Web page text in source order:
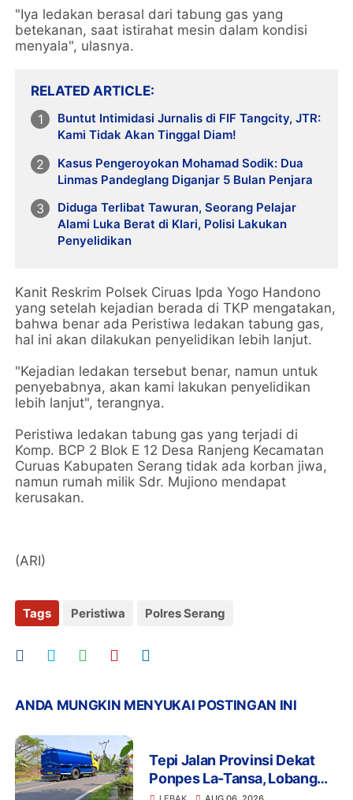
"Iya ledakan berasal dari tabung gas yang
betekanan, saat istirahat mesin dalam kondisi
menyala", ulasnya.
RELATED ARTICLE
Buntut Intimidasi Jurnalis di FIF Tangcity, JTR:
Kami Tidak Akan Tinggal Diam!
Kasus Pengeroyokan Mohamad Sodik: Dua
Linmas Pandeglang Diganjar 5 Bulan Penjara
Diduga Terlibat Tawuran, Seorang Pelajar
Alami Luka Berat di Klari, Polisi Lakukan
Penyelidikan
Kanit Reskrim Polsek Ciruas Ipda Yogo Handono
yang setelah kejadian berada di TKP mengatakan,
bahwa benar ada Peristiwa ledakan tabung gas,
hal ini akan dilakukan penyelidikan lebih lanjut.
"Kejadian ledakan tersebut benar, namun untuk
penyebabnya, akan kami lakukan penyelidikan
lebih lanjut", terangnya.
Peristiwa ledakan tabung gas yang terjadi di
Komp. BCP 2 Blok E 12 Desa Ranjeng Kecamatan
Curuas Kabupaten Serang tidak ada korban jiwa,
namun rumah milik Sdr. Mujiono mendapat
kerusakan.
(ARI)
Tags Peristiwa Polres Serang
ANDA MUNGKIN MENYUKAI POSTINGAN INI
Tepi Jalan Provinsi Dekat
Ponpes La-Tansa, Lobang
Pengambilan Air Ancam